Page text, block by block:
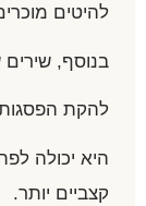
להיטים
בנוסף,
להקת הפסגות
היא יכולה
קצביים יותר.